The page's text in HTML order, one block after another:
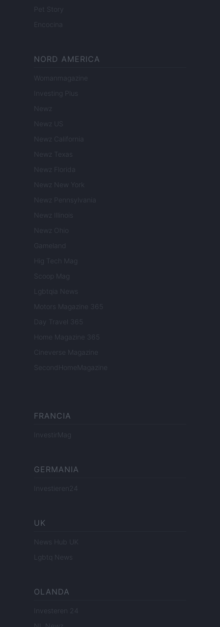
Pet Story
Encocina
NORD AMERICA
Womanmagazine
Investing Plus
Newz
Newz US
Newz California
Newz Texas
Newz Florida
Newz New York
Newz Pennsylvania
Newz Illinois
Newz Ohio
Gameland
Hig Tech Mag
Scoop Mag
Lgbtqia News
Motors Magazine 365
Day Travel 365
Home Magazine 365
Cineverse Magazine
SecondHomeMagazine
FRANCIA
InvestirMag
GERMANIA
Investieren24
UK
News Hub UK
Lgbtq News
OLANDA
Investeren 24